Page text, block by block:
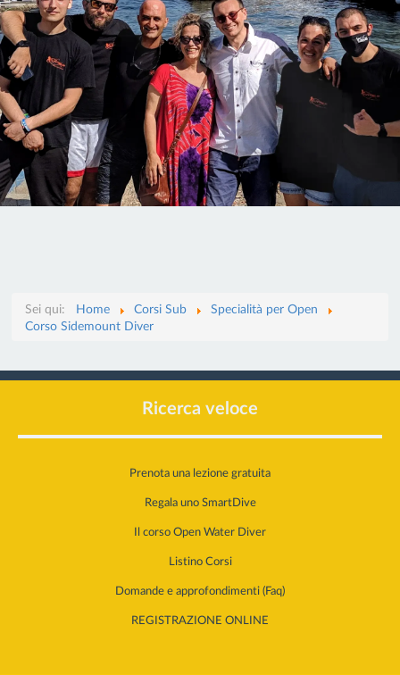
Sei qui: Home Corsi Sub
Specialità per Open
Corso Sidemount Diver
Ricerca veloce
Prenota una lezione gratuita
Regala uno SmartDive
Il corso Open Water Diver
Listino Corsi
Domande e approfondimenti (Faq)
REGISTRAZIONE ONLINE